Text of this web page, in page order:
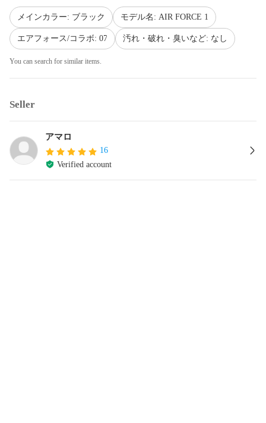
メインカラー: ブラック モデル名: AIR FORCE 1
エアフォース/コラボ: 07 汚れ・破れ・臭いなど: なし
You can search for similar items.
Seller
アマロ
16
Verified account